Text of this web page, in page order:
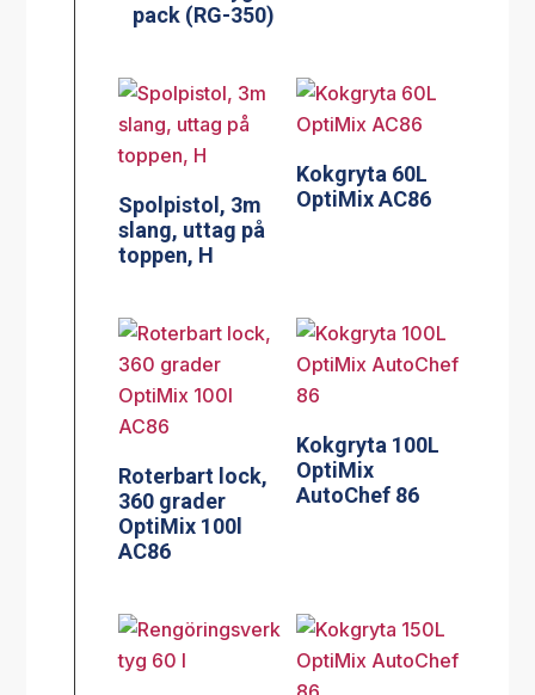
pack (RG-350)
Spolpistol, 3m
slang, uttag på
toppen, H
Kokgryta 60L
OptiMix AC86
Roterbart lock,
360 grader
OptiMix 100l
AC86
Kokgryta 100L
OptiMix
AutoChef 86